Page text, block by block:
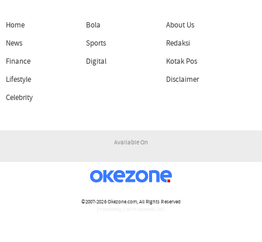
Home
News
Finance
Lifestyle
Celebrity
Bola
Sports
Digital
About Us
Redaksi
Kotak Pos
Disclaimer
Available On
©2007-2026Okezone.com, All Rights Reserved